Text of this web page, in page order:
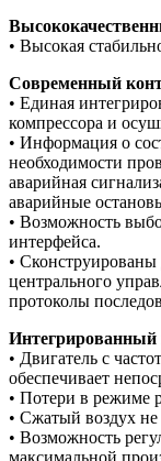
• Высокая
Современный
• Единая
компрессора и
• Информация о
необходимости
аварийная
аварийные
• Возможность
интерфейса.
• Сконструированы
центрального
протоколы
Интегрированный
• Двигатель с
обеспечивает
• Потери в режиме
• Сжатый воздух не
• Возможность